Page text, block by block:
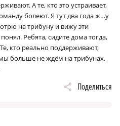
А те, кто это устраивает,
болеют. Я тут два года ж…у
на трибуну и вижу эти
Ребята, сидите дома тогда,
кто реально поддерживают,
больше не ждём на трибунах,
Поделиться